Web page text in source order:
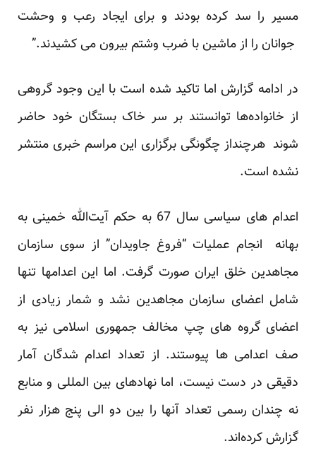
مسیر را سد کرده بودند و برای ایجاد رعب و وحشت
جوانان را از ماشین با ضرب وشتم بیرون می کشیدند.”
در ادامه گزارش اما تاکید شده است با این وجود گروهی
از خانواده‌ها توانستند بر سر خاک بستگان خود حاضر
شوند هرچنداز چگونگی برگزاری این مراسم خبری منتشر
نشده است.
اعدام های سیاسی سال 67 به حکم آیت‌الله خمینی به
بهانه انجام عملیات “فروغ جاویدان” از سوی سازمان
مجاهدین خلق ایران صورت گرفت. اما این اعدامها تنها
شامل اعضای سازمان مجاهدین نشد و شمار زیادی از
اعضای گروه های چپ مخالف جمهوری اسلامی نیز به
صف اعدامی ها پیوستند. از تعداد اعدام شدگان آمار
دقیقی در دست نیست، اما نهادهای بین المللی و منابع
نه چندان رسمی تعداد آنها را بین دو الی پنج هزار نفر
گزارش کرده‌اند.